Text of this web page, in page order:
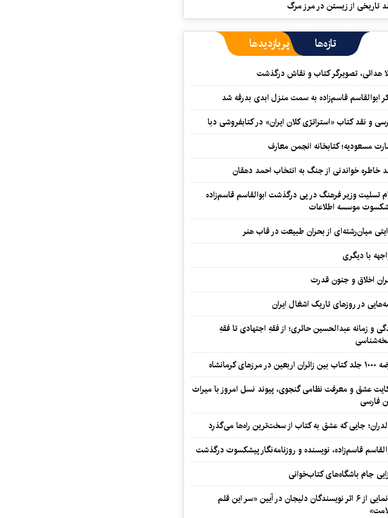
تاریخی از زیستن در مرز مرگ
تازه‌ها پربازدیدها
هدائی، تصویرگر کتاب و نقاش درگذشت
ابوالقاسم قاسم‌زاده به سمت منزل ابدی بدرقه شد
و نقد کتاب «استراتژی کلان ایران» در کتابفروشی دبا
مسعودیه؛ کتابخانه انجمن معارف
خاطره خواندنی از جنگ به انتخاب احمد دهقان
تسلیت وزیر فرهنگ در پی درگذشت ابوالقاسم قاسم‌زاده
موسسه اطلاعات
میان‌رشته‌ای از بحران طبیعت در قاب هنر
با دیگری
اخلاق و جنون قدرت
در روزهای تاریک اشغال ایران
و زمانه عبدالحسین حائری؛ از فقهِ اجتهادی تا فقهِ
در مرزهای کرمانشاه
عشق و معرفت نظامی گنجوی، پیوند نسل امروز با میراث
فارسی
جایی که عشق به کتاب از سخت‌ترین راه‌ها می‌گذرد
قاسم‌زاده، نویسنده و روزنامه‌نگار پیشکسوت درگذشت
جام باشگاه‌های کتاب‌خوانی
رونمایی از ۶ اثر نویسندگان دلیجان در آیین «سر این قلم